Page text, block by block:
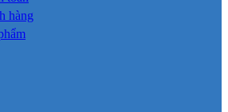
hàng